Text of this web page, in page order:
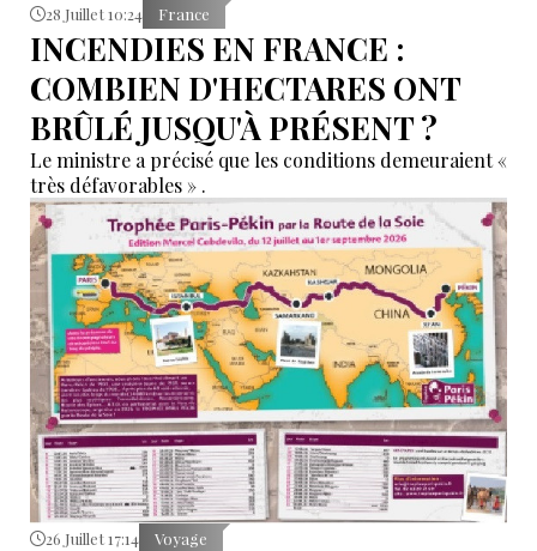
28 Juillet 10:24 France
INCENDIES EN FRANCE :
COMBIEN D'HECTARES ONT
BRÛLÉ JUSQU'À PRÉSENT ?
Le ministre a précisé que les conditions demeuraient «
très défavorables » .
26 Juillet 17:14 Voyage